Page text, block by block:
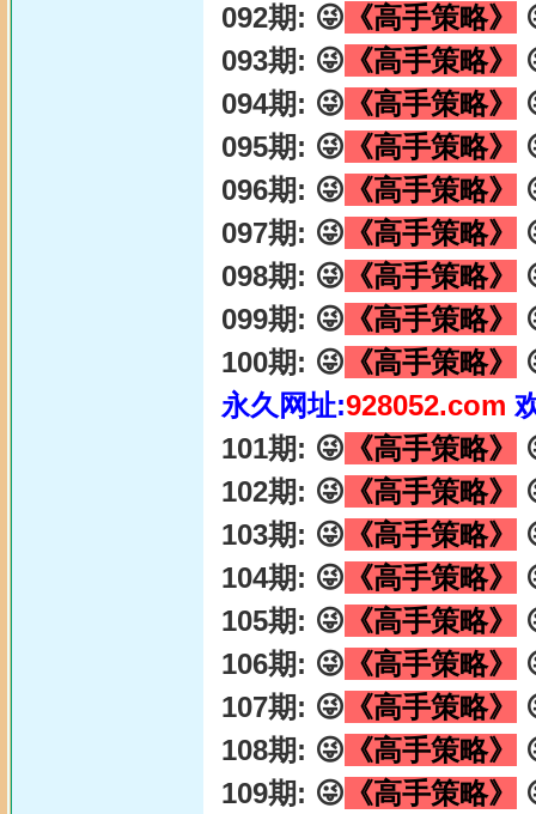
092期: 😜 《高手策略》
093期: 😜 《高手策略》
094期: 😜 《高手策略》
095期: 😜 《高手策略》
096期: 😜 《高手策略》
097期: 😜 《高手策略》
098期: 😜 《高手策略》
099期: 😜 《高手策略》
100期: 😜 《高手策略》
永久网址:928052.com
101期: 😜 《高手策略》
102期: 😜 《高手策略》
103期: 😜 《高手策略》
104期: 😜 《高手策略》
105期: 😜 《高手策略》
106期: 😜 《高手策略》
107期: 😜 《高手策略》
108期: 😜 《高手策略》
109期: 😜 《高手策略》